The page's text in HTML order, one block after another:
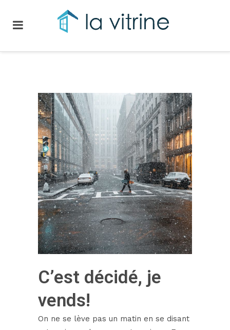
C’est décidé, je
vends!
On ne se lève pas un matin en se disant